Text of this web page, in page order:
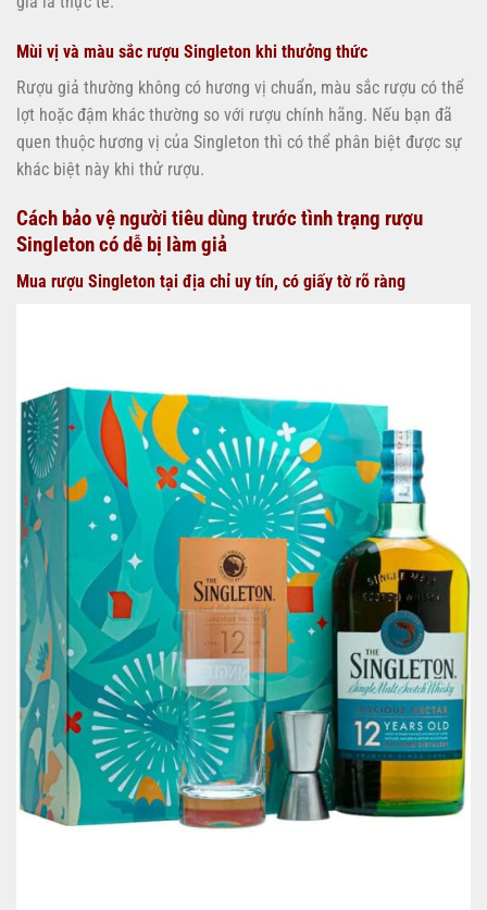
Mùi vị và màu sắc rượu Singleton khi thưởng thức
Rượu giả thường không có hương vị chuẩn, màu sắc rượu có thể
lợt hoặc đậm khác thường so với rượu chính hãng. Nếu bạn đã
quen thuộc hương vị của Singleton thì có thể phân biệt được sự
khác biệt này khi thử rượu.
Cách bảo vệ người tiêu dùng trước tình trạng rượu
Singleton có dễ bị làm giả
Mua rượu Singleton tại địa chỉ uy tín, có giấy tờ rõ ràng